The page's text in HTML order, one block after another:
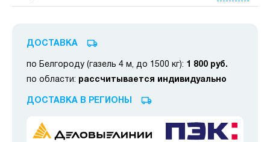
ДОСТАВКА
по Белгороду (газель 4 м, до 1500 кг): 1 800 руб.
по области: рассчитывается индивидуально
ДОСТАВКА В РЕГИОНЫ